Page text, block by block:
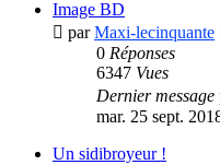
Image BD
parMaxi-lecinquante
0 Réponses
6347 Vues
Dernier message
mar. 25 sept.
Un sidibroyeur !